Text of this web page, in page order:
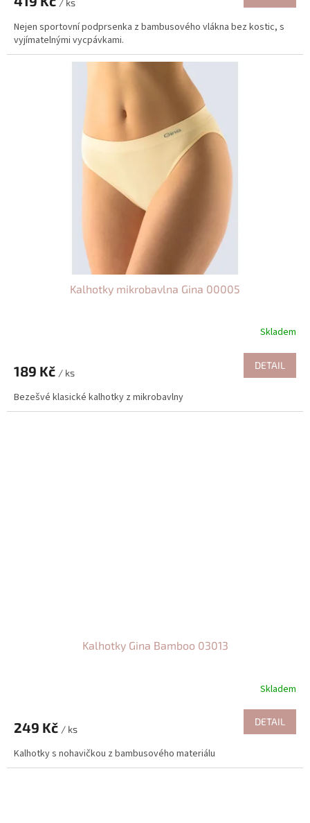
Nejen sportovní podprsenka z bambusového vlákna bez kostic, s
vyjímatelnými vycpávkami.
Kalhotky mikrobavlna Gina 00005
Skladem
189 Kč / ks
DETAIL
Bezešvé klasické kalhotky z mikrobavlny
Kalhotky Gina Bamboo 03013
Skladem
249 Kč / ks
DETAIL
Kalhotky s nohavičkou z bambusového materiálu